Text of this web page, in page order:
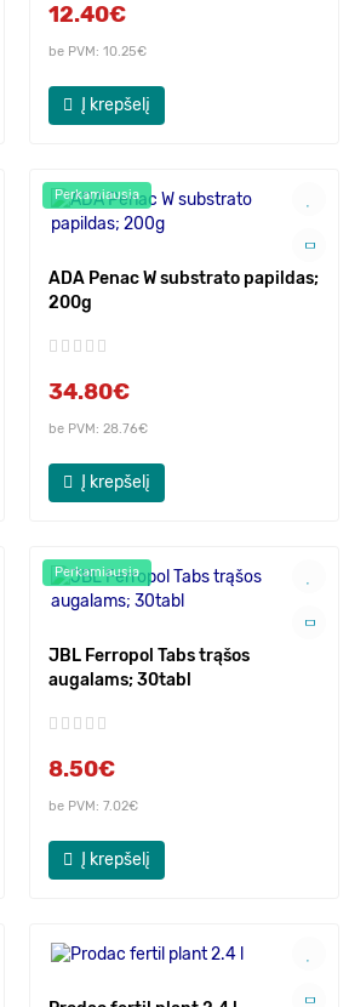
12.40€
be PVM: 10.25€
Į krepšelį
Perkamiausia
ADA Penac W substrato papildas;
200g
34.80€
be PVM: 28.76€
Į krepšelį
Perkamiausia
JBL Ferropol Tabs trąšos
augalams; 30tabl
8.50€
be PVM: 7.02€
Į krepšelį